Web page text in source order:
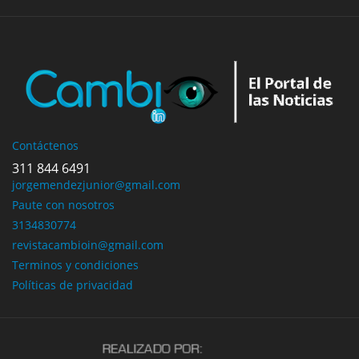
Contáctenos
311 844 6491
jorgemendezjunior@gmail.com
Paute con nosotros
3134830774
revistacambioin@gmail.com
Terminos y condiciones
Políticas de privacidad